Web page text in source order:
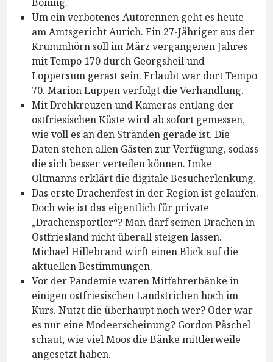
Um ein verbotenes Autorennen geht es heute
am Amtsgericht Aurich. Ein 27-Jähriger aus der
Krummhörn soll im März vergangenen Jahres
mit Tempo 170 durch Georgsheil und
Loppersum gerast sein. Erlaubt war dort Tempo
70. Marion Luppen verfolgt die Verhandlung.
Mit Drehkreuzen und Kameras entlang der
ostfriesischen Küste wird ab sofort gemessen,
wie voll es an den Stränden gerade ist. Die
Daten stehen allen Gästen zur Verfügung, sodass
die sich besser verteilen können. Imke
Oltmanns erklärt die digitale Besucherlenkung.
Das erste Drachenfest in der Region ist gelaufen.
Doch wie ist das eigentlich für private
„Drachensportler“? Man darf seinen Drachen in
Ostfriesland nicht überall steigen lassen.
Michael Hillebrand wirft einen Blick auf die
aktuellen Bestimmungen.
Vor der Pandemie waren Mitfahrerbänke in
einigen ostfriesischen Landstrichen hoch im
Kurs. Nutzt die überhaupt noch wer? Oder war
es nur eine Modeerscheinung? Gordon Päschel
schaut, wie viel Moos die Bänke mittlerweile
angesetzt haben.